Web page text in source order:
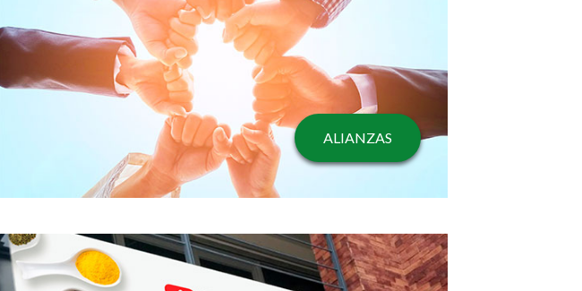
ALIANZAS